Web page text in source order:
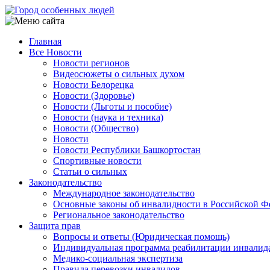
Перейти
к
содержанию
Main
navigation
Главная
Все Новости
Новости регионов
Видеосюжеты о сильных духом
Новости Белорецка
Новости (Здоровье)
Новости (Льготы и пособие)
Новости (наука и техника)
Новости (Общество)
Новости
Новости Республики Башкортостан
Спортивные новости
Статьи о сильных
Законодательство
Международное законодательство
Основные законы об инвалидности в Российской
Региональное законодательство
Защита прав
Вопросы и ответы (Юридическая помощь)
Индивидуальная программа реабилитации
Медико-социальная экспертиза